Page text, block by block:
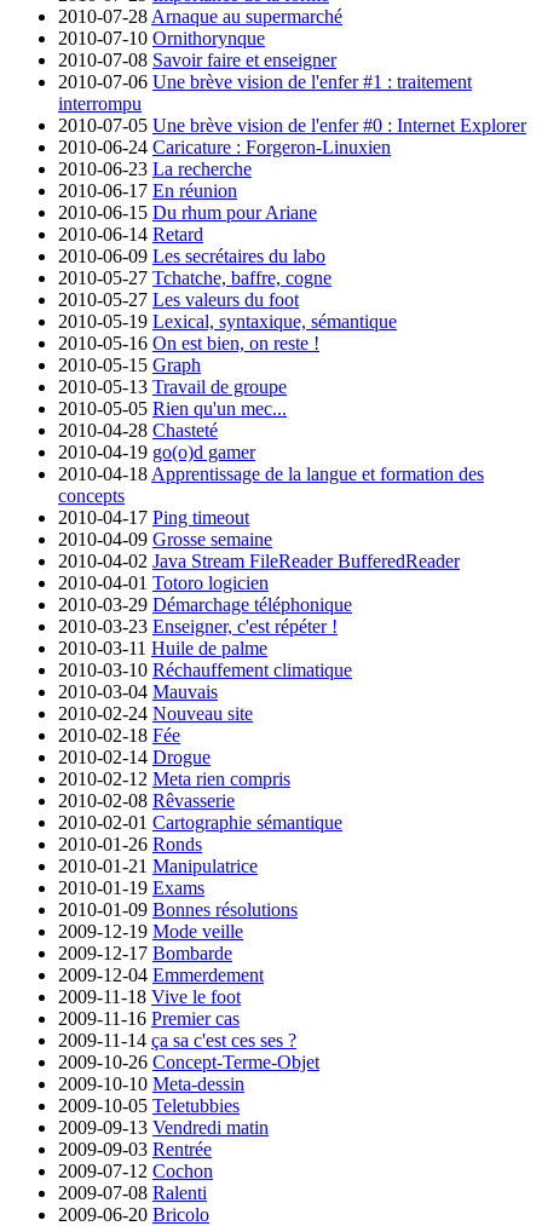
2010-07-28 Arnaque au supermarché
2010-07-10 Ornithorynque
2010-07-08 Savoir faire et enseigner
2010-07-06 Une brève vision de l'enfer #1 : traitement
interrompu
2010-07-05 Une brève vision de l'enfer #0 : Internet Explorer
2010-06-24 Caricature : Forgeron-Linuxien
2010-06-23 La recherche
2010-06-17 En réunion
2010-06-15 Du rhum pour Ariane
2010-06-14 Retard
2010-06-09 Les secrétaires du labo
2010-05-27 Tchatche, baffre, cogne
2010-05-27 Les valeurs du foot
2010-05-19 Lexical, syntaxique, sémantique
2010-05-16 On est bien, on reste !
2010-05-15 Graph
2010-05-13 Travail de groupe
2010-05-05 Rien qu'un mec...
2010-04-28 Chasteté
2010-04-19 go(o)d gamer
2010-04-18 Apprentissage de la langue et formation des
concepts
2010-04-17 Ping timeout
2010-04-09 Grosse semaine
2010-04-02 Java Stream FileReader BufferedReader
2010-04-01 Totoro logicien
2010-03-29 Démarchage téléphonique
2010-03-23 Enseigner, c'est répéter !
2010-03-11 Huile de palme
2010-03-10 Réchauffement climatique
2010-03-04 Mauvais
2010-02-24 Nouveau site
2010-02-18 Fée
2010-02-14 Drogue
2010-02-12 Meta rien compris
2010-02-08 Rêvasserie
2010-02-01 Cartographie sémantique
2010-01-26 Ronds
2010-01-21 Manipulatrice
2010-01-19 Exams
2010-01-09 Bonnes résolutions
2009-12-19 Mode veille
2009-12-17 Bombarde
2009-12-04 Emmerdement
2009-11-18 Vive le foot
2009-11-16 Premier cas
2009-11-14 ça sa c'est ces ses ?
2009-10-26 Concept-Terme-Objet
2009-10-10 Meta-dessin
2009-10-05 Teletubbies
2009-09-13 Vendredi matin
2009-09-03 Rentrée
2009-07-12 Cochon
2009-07-08 Ralenti
2009-06-20 Bricolo